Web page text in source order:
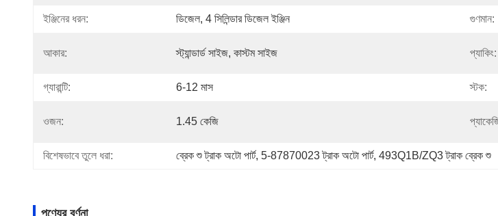
ইঞ্জিনের ধরন: ডিজেল, 4 সিলিন্ডার ডিজেল ইঞ্জিন গুণমান:
আকার: স্ট্যান্ডার্ড সাইজ, কাস্টম সাইজ প্যাকিং:
গ্যারান্টি: 6-12 মাস স্টক:
ওজন: 1.45 কেজি
বিশেষভাবে তুলে ধরা: ব্রেক শু ট্রাক অটো পার্ট, 5-87870023 ট্রাক অটো পার্ট, 493Q1B/ZQ3 ট্রাক ব্রেক শু
পণ্যের বর্ণনা